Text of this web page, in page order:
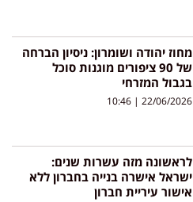
מחוז יהודה ושומרון: ניסיון הברחה
של 90 ציפורים מוגנות סוכל
בגבול המזרחי
22/06/2026
לראשונה מזה עשרות שנים:
ישראל אישרה בנייה בחברון ללא
אישור עיריית חברון